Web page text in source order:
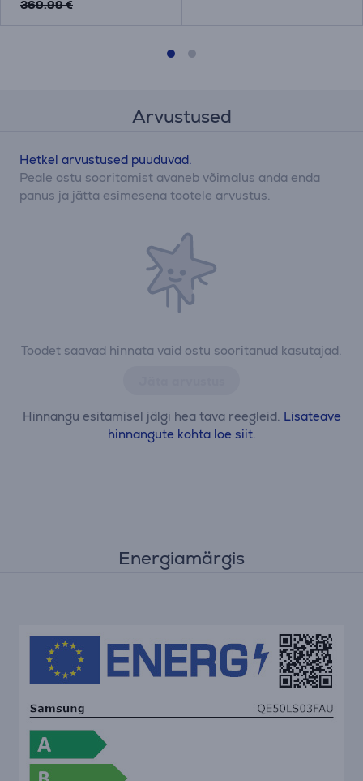
369.99 €
Arvustused
Toodet saavad hinnata vaid ostu sooritanud kasutajad.
Hinnangu esitamisel jälgi hea tava reegleid. Lisateave
hinnangute kohta loe siit.
Hetkel arvustused puuduvad.
Peale ostu sooritamist avaneb võimalus anda enda
panus ja jätta esimesena tootele arvustus.
Energiamärgis